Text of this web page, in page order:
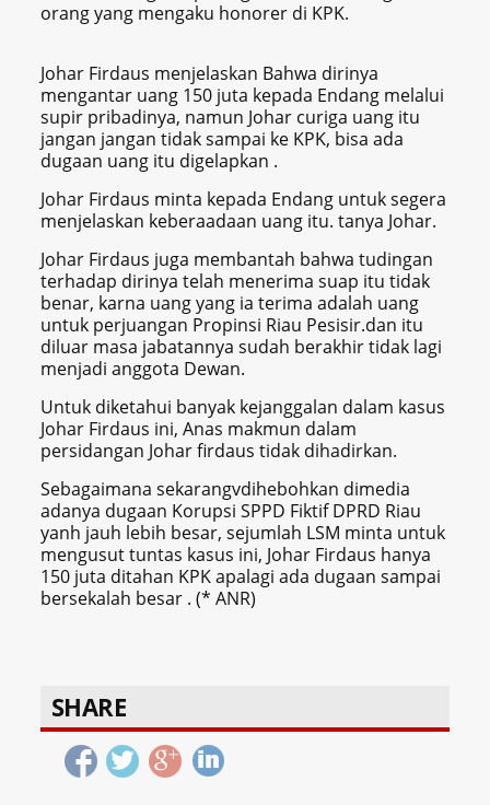
orang yang mengaku honorer di KPK.
Johar Firdaus menjelaskan Bahwa dirinya
mengantar uang 150 juta kepada Endang melalui
supir pribadinya, namun Johar curiga uang itu
jangan jangan tidak sampai ke KPK, bisa ada
dugaan uang itu digelapkan .
Johar Firdaus minta kepada Endang untuk segera
menjelaskan keberaadaan uang itu. tanya Johar.
Johar Firdaus juga membantah bahwa tudingan
terhadap dirinya telah menerima suap itu tidak
benar, karna uang yang ia terima adalah uang
untuk perjuangan Propinsi Riau Pesisir.dan itu
diluar masa jabatannya sudah berakhir tidak lagi
menjadi anggota Dewan.
Untuk diketahui banyak kejanggalan dalam kasus
Johar Firdaus ini, Anas makmun dalam
persidangan Johar firdaus tidak dihadirkan.
Sebagaimana sekarangvdihebohkan dimedia
adanya dugaan Korupsi SPPD Fiktif DPRD Riau
yanh jauh lebih besar, sejumlah LSM minta untuk
mengusut tuntas kasus ini, Johar Firdaus hanya
150 juta ditahan KPK apalagi ada dugaan sampai
bersekalah besar . (* ANR)
SHARE